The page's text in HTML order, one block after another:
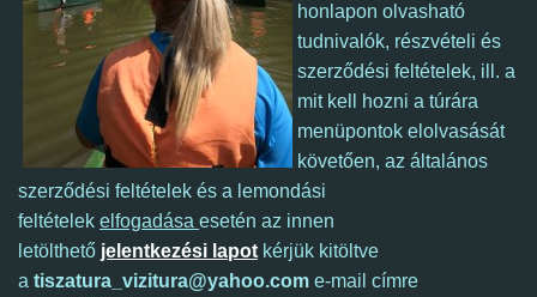
honlapon olvasható
tudnivalók, részvételi és
szerződési feltételek, ill. a
mit kell hozni a túrára
menüpontok elolvasását
követően, az általános
szerződési feltételek és a lemondási
feltételek elfogadása esetén az innen
letölthető jelentkezési lapot kérjük kitöltve
a tiszatura_vizitura@yahoo.com e-mail címre